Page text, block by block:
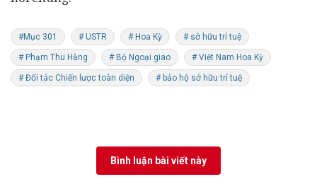
#Mục 301 # USTR # Hoa Kỳ # sở hữu trí tuệ
# Phạm Thu Hằng # Bộ Ngoại giao # Việt Nam Hoa Kỳ
# Đối tác Chiến lược toàn diện # bảo hộ sở hữu trí tuệ
Bình luận bài viết này